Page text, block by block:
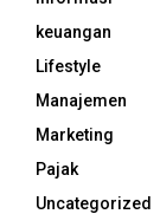
keuangan
Lifestyle
Manajemen
Marketing
Pajak
Uncategorized